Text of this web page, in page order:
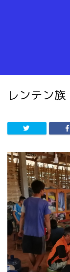
レンテン族